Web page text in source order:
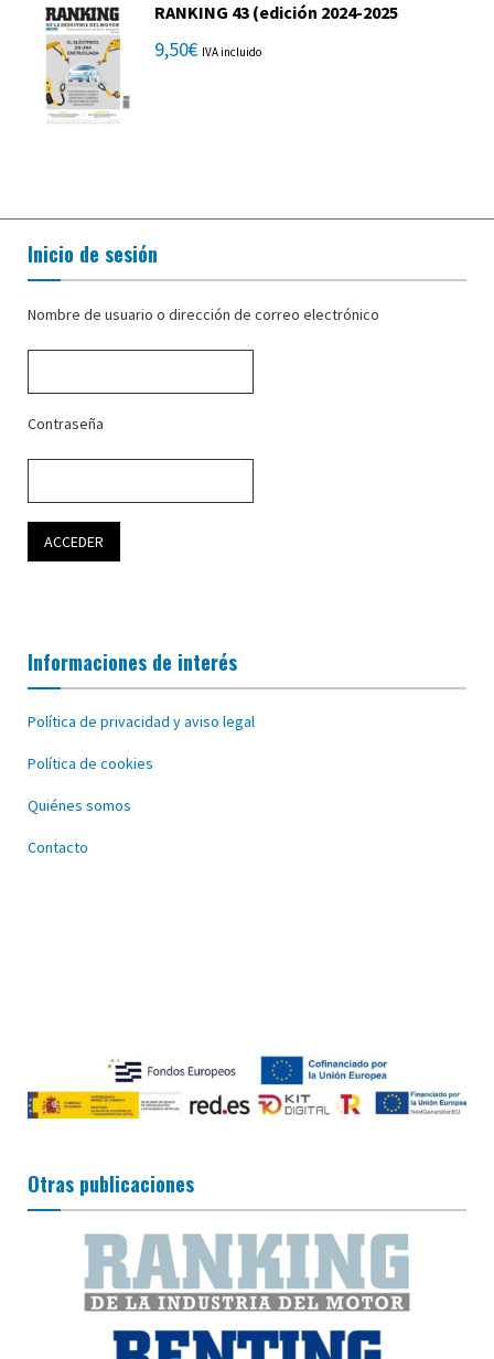
RANKING 43 (edición 2024-2025
9,50€ IVA incluido
Inicio de sesión
Nombre de usuario o dirección de correo electrónico
Contraseña
Informaciones de interés
Política de privacidad y aviso legal
Política de cookies
Quiénes somos
Contacto
Otras publicaciones